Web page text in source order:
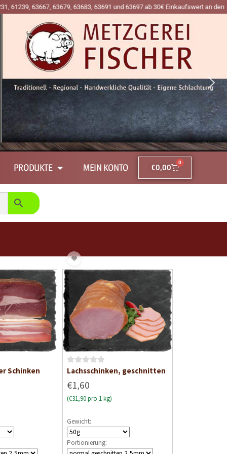
ab 30€ Einkaufswert an den Premiumtagen Mittwoch, Freitag und Samstag!
PRODUKTE MEIN KONTO €0,00
0
Schinken
B
w
e
t
e
t
Lachsschinken, geschnitten
€1,60
(€31,90 pro 1 kg)
Gewicht:
Portionierung: